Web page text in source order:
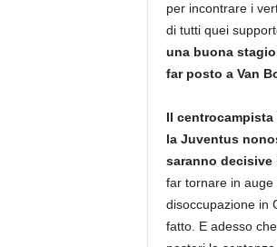
per incontrare i
di tutti quei
una buona
far posto a Van
Il
la Juventus
saranno decisive
far tornare in auge
disoccupazione in
fatto. E adesso